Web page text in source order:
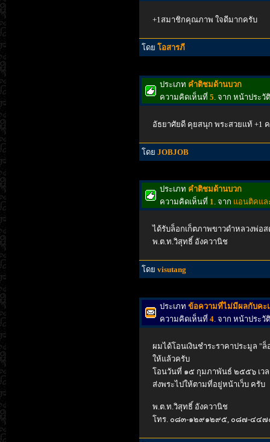
+1สมาชิกคุณภาพ ใจดีมากครับ
โดย โอสารภี
ประเภท คำติชมด้านบวก
ความคิดเห็นที่ 5. จาก หน้าประ
อัธยาศัยดี คุยสนุก พระสวยแท้ +1
โดย JOBJOB
ประเภท คำติชมด้านบวก
ความคิดเห็นที่ 1. จาก แอนติคแล
ได้รับล็อกเก็ตภาพขาวดำหลวงพ่อ
พ.ต.ท.วิสุทธิ์ อังควานิช
โดย visutang
ประเภท ข้อความที่ไม่มีผลกับคะ
ความคิดเห็นที่ 4. จาก หน้าประ
ผมได้โอนเงินชำระราคาประมูล "
ให้แล้วครับ
โอนวันที่ ๑๕ กุมภาพันธ์ ๒๕๕๖ เวล
ส่งพระไปให้ตามที่อยู่หน้าเว็บ ครับ
พ.ต.ท.วิสุทธิ์ อังควานิช
โทร. ๐๘๓-๑๒๙๑๒๙๕, ๐๘๗-๔๔